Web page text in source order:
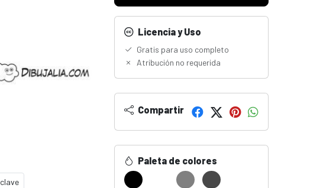
clave
Licencia y Uso
Gratis para uso completo
Atribución no requerida
Compartir
Paleta de colores